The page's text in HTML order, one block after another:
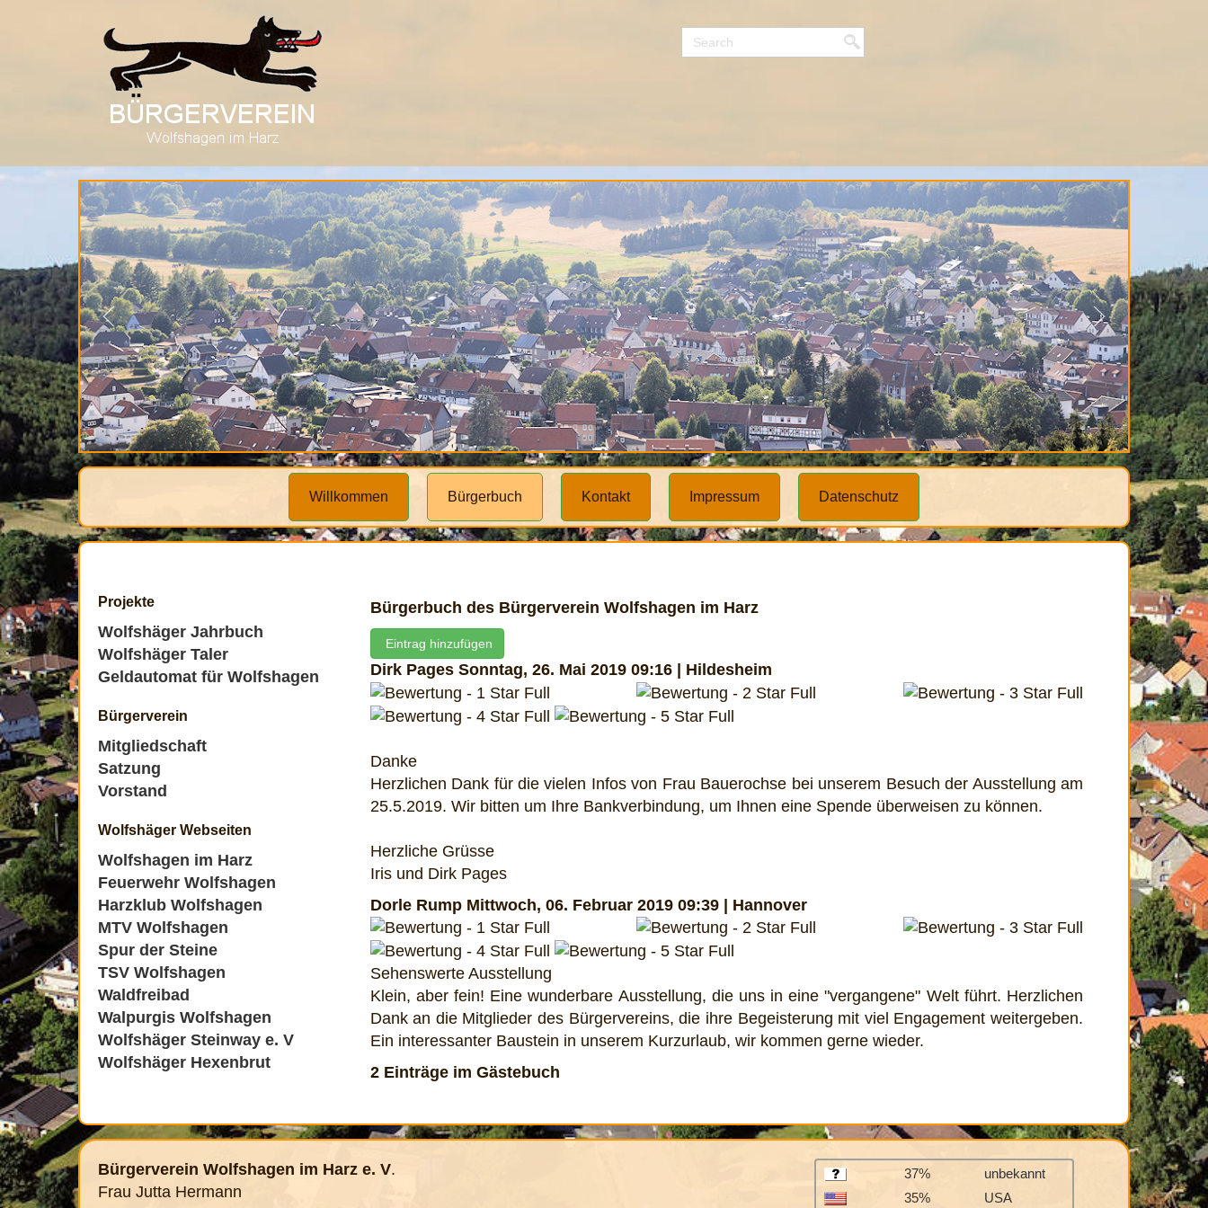
Willkommen Bürgerbuch Kontakt Impressum Datenschutz
Projekte
Wolfshäger Jahrbuch
Wolfshäger Taler
Geldautomat für Wolfshagen
Bürgerverein
Mitgliedschaft
Satzung
Vorstand
Wolfshäger Webseiten
Wolfshagen im Harz
Feuerwehr Wolfshagen
Harzklub Wolfshagen
MTV Wolfshagen
Spur der Steine
TSV Wolfshagen
Waldfreibad
Walpurgis Wolfshagen
Wolfshäger Steinway e. V
Wolfshäger Hexenbrut
Bürgerbuch des Bürgerverein Wolfshagen im Harz
Eintrag hinzufügen
Dirk Pages Sonntag, 26. Mai 2019 09:16 | Hildesheim
Danke
Herzlichen Dank für die vielen Infos von Frau Bauerochse bei unserem Besuch der Ausstellung am
25.5.2019. Wir bitten um Ihre Bankverbindung, um Ihnen eine Spende überweisen zu können.
Herzliche Grüsse
Iris und Dirk Pages
Dorle Rump Mittwoch, 06. Februar 2019 09:39 | Hannover
Sehenswerte Ausstellung
Klein, aber fein! Eine wunderbare Ausstellung, die uns in eine "vergangene" Welt führt. Herzlichen
Dank an die Mitglieder des Bürgervereins, die ihre Begeisterung mit viel Engagement weitergeben.
Ein interessanter Baustein in unserem Kurzurlaub, wir kommen gerne wieder.
2 Einträge im Gästebuch
Bürgerverein Wolfshagen im Harz e. V.
Frau Jutta Hermann
37%
unbekannt
35%
USA